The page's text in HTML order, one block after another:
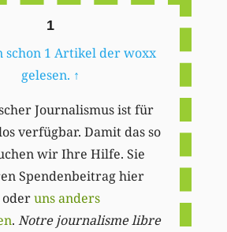
1
schon 1 Artikel der woxx
gelesen. ↑
Journalismus ist für
verfügbar. Damit das so
wir Ihre Hilfe. Sie
Spendenbeitrag hier
uns anders
. Notre journalisme libre